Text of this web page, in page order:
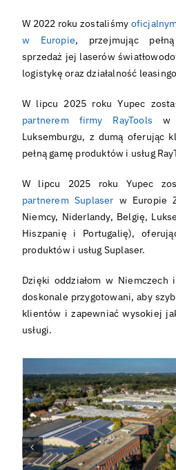
Kontakt
Polski
W 2022 roku zostaliśmy
w Europie, przejmując
sprzedaż jej laserów
logistykę oraz działalność
W lipcu 2025 roku Yupec
partnerem firmy RayTools w
Luksemburgu, z dumą oferując
pełną gamę produktów i usług
W lipcu 2025 roku Yupec
partnerem Suplaser w Europie
Niemcy, Niderlandy, Belgię,
Hiszpanię i Portugalię),
produktów i usług Suplaser.
Dzięki oddziałom w Niemczech
doskonale przygotowani, aby
klientów i zapewniać wysokiej
usługi.